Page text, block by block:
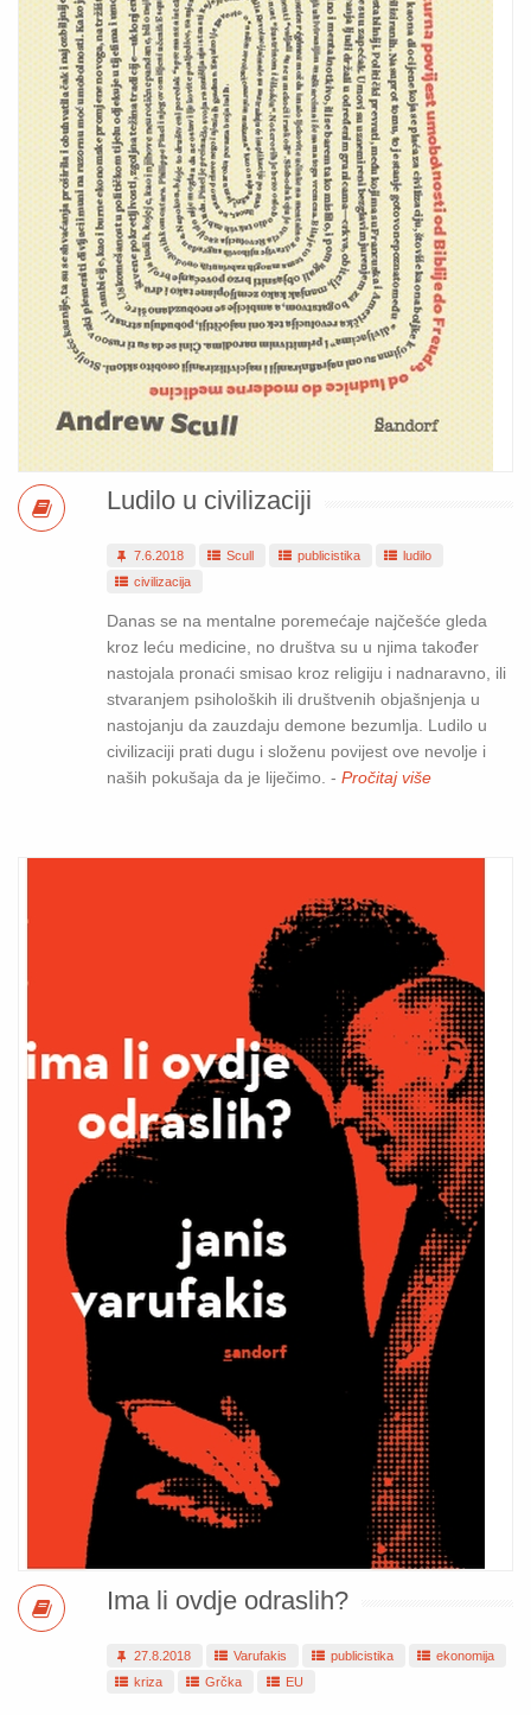
Ludilo u civilizaciji
7.6.2018 Scull publicistika
ludilo
civilizacija
Danas se na mentalne poremećaje najčešće gleda
kroz leću medicine, no društva su u njima također
nastojala pronaći smisao kroz religiju i nadnaravno, ili
stvaranjem psiholoških ili društvenih objašnjenja u
nastojanju da zauzdaju demone bezumlja. Ludilo u
civilizaciji prati dugu i složenu povijest ove nevolje i
naših pokušaja da je liječimo. - Pročitaj više
Ima li ovdje odraslih?
27.8.2018 Varufakis publicistika
ekonomija
kriza
Grčka EU